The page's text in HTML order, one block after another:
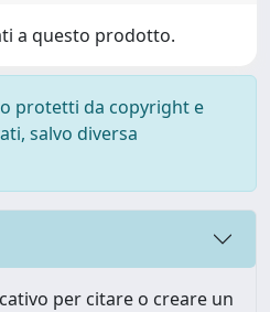
a questo prodotto.
protetti da copyright e
salvo diversa
per citare o creare un